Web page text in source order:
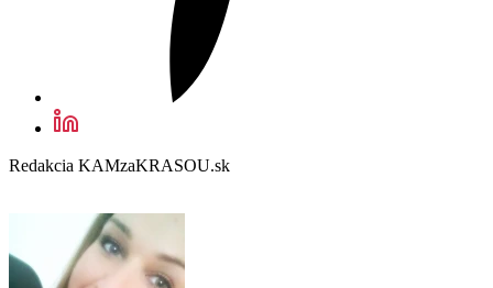
Redakcia KAMzaKRASOU.sk